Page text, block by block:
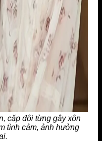
cặp đôi từng gây xôn
tình cảm, ảnh hưởng